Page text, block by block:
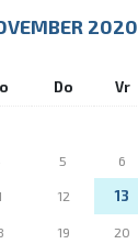
2020
Do Vr
5 6
12 13
19 20